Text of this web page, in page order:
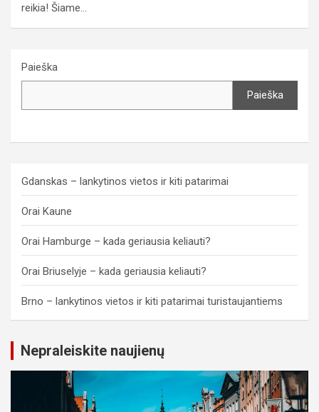
reikia! Šiame…
Paieška
Paieška
Gdanskas – lankytinos vietos ir kiti patarimai
Orai Kaune
Orai Hamburge – kada geriausia keliauti?
Orai Briuselyje – kada geriausia keliauti?
Brno – lankytinos vietos ir kiti patarimai turistaujantiems
Nepraleiskite naujienų